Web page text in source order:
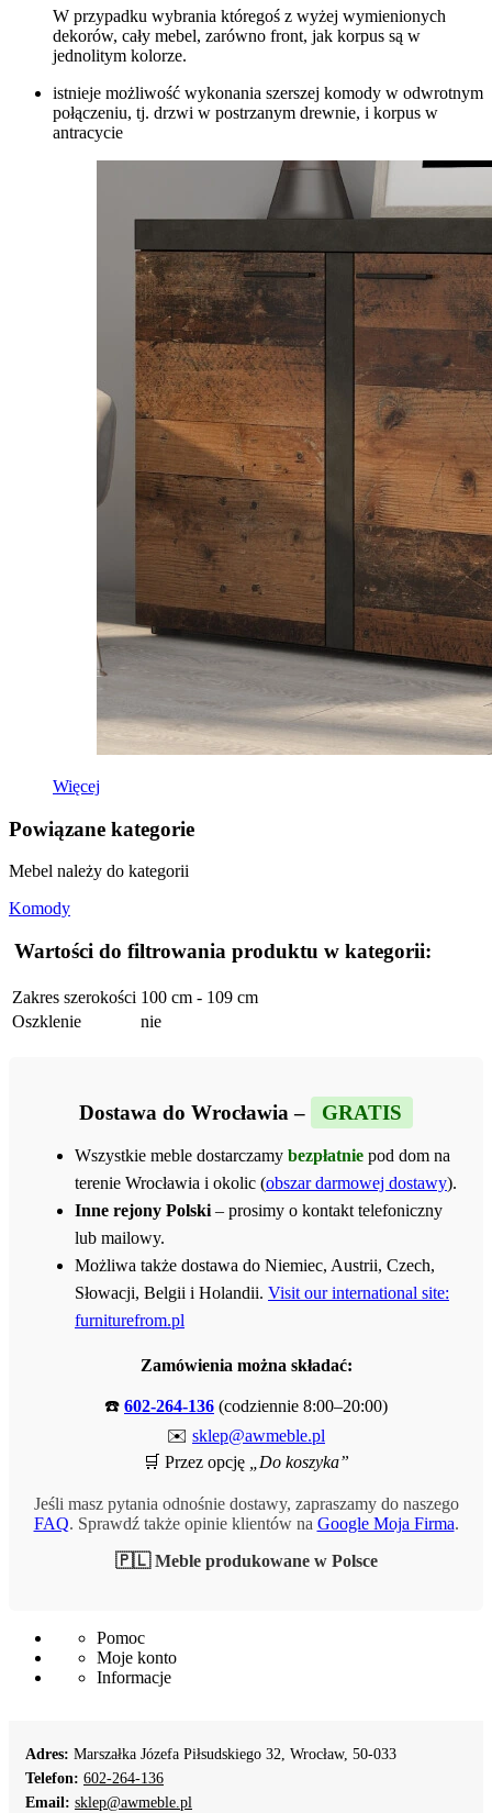
W przypadku wybrania któregoś z wyżej wymienionych
dekorów, cały mebel, zarówno front, jak korpus są w
jednolitym kolorze.
istnieje możliwość wykonania szerszej komody w odwrotnym
połączeniu, tj. drzwi w postrzanym drewnie, i korpus w
antracycie
Więcej
Powiązane kategorie
Mebel należy do kategorii
Komody
Wartości do filtrowania produktu w kategorii:
Zakres szerokości 100 cm - 109 cm
Oszklenie
nie
Dostawa do Wrocławia – GRATIS
Wszystkie meble dostarczamy bezpłatnie pod dom na
terenie Wrocławia i okolic (obszar darmowej dostawy).
Inne rejony Polski – prosimy o kontakt telefoniczny
lub mailowy.
Możliwa także dostawa do Niemiec, Austrii, Czech,
Słowacji, Belgii i Holandii. Visit our international site:
furniturefrom.pl
Zamówienia można składać:
☎️ 602-264-136 (codziennie 8:00–20:00)
✉️ sklep@awmeble.pl
🛒 Przez opcję
„Do koszyka”
Jeśli masz pytania odnośnie dostawy, zapraszamy do naszego
FAQ. Sprawdź także opinie klientów na Google Moja Firma.
🇵🇱 Meble produkowane w Polsce
Pomoc
Moje konto
Informacje
Adres: Marszałka Józefa Piłsudskiego 32, Wrocław, 50-033
Telefon: 602-264-136
Email: sklep@awmeble.pl